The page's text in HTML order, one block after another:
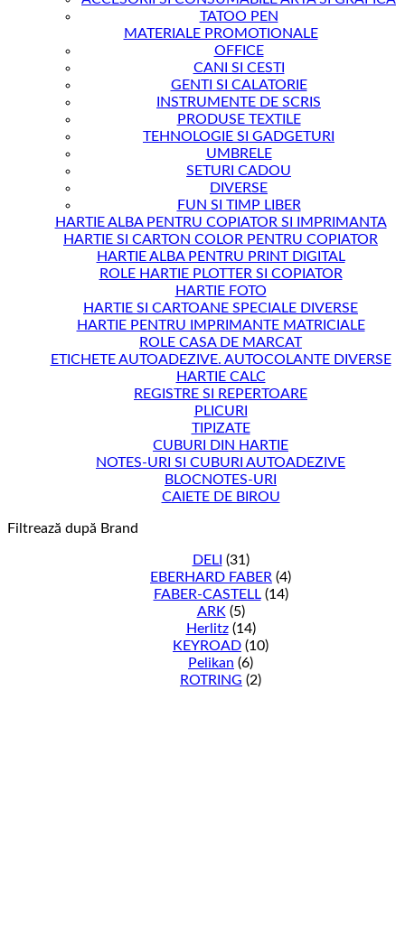
TATOO PEN
MATERIALE PROMOTIONALE
OFFICE
CANI SI CESTI
GENTI SI CALATORIE
INSTRUMENTE DE SCRIS
PRODUSE TEXTILE
TEHNOLOGIE SI GADGETURI
UMBRELE
SETURI CADOU
DIVERSE
FUN SI TIMP LIBER
HARTIE ALBA PENTRU COPIATOR SI IMPRIMANTA
HARTIE SI CARTON COLOR PENTRU COPIATOR
HARTIE ALBA PENTRU PRINT DIGITAL
ROLE HARTIE PLOTTER SI COPIATOR
HARTIE FOTO
HARTIE SI CARTOANE SPECIALE DIVERSE
HARTIE PENTRU IMPRIMANTE MATRICIALE
ROLE CASA DE MARCAT
ETICHETE AUTOADEZIVE. AUTOCOLANTE DIVERSE
HARTIE CALC
REGISTRE SI REPERTOARE
PLICURI
TIPIZATE
CUBURI DIN HARTIE
NOTES-URI SI CUBURI AUTOADEZIVE
BLOCNOTES-URI
CAIETE DE BIROU
Filtrează după Brand
DELI (31)
EBERHARD FABER (4)
FABER-CASTELL (14)
ARK (5)
Herlitz (14)
KEYROAD (10)
Pelikan (6)
ROTRING (2)